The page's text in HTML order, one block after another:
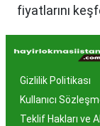
fiyatlarını
Hayır
Neden
İstanbul, tarih
şehir
Gizlilik Politikası
Kullanıcı
Teklif Hakları ve